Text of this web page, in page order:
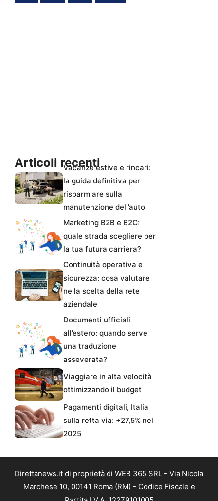
Articoli recentiVacanze estive e rincari:
la guida definitiva per
risparmiare sulla
manutenzione dell’auto
Marketing B2B e B2C:
quale strada scegliere per
la tua futura carriera?
Continuità operativa e
sicurezza: cosa valutare
nella scelta della rete
aziendale
Documenti ufficiali
all’estero: quando serve
una traduzione
asseverata?
Viaggiare in alta velocità
ottimizzando il budget
Pagamenti digitali, Italia
sulla retta via: +27,5% nel
2025
Direttanews.it di proprietà di WEB 365 SRL - Via Nicola
Marchese 10, 00141 Roma (RM) - Codice Fiscale e